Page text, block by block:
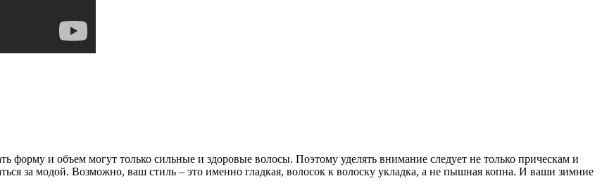
и объем могут только сильные и здоровые волосы. Поэтому уделять внимание следует не только прическам и
за модой. Возможно, ваш стиль – это именно гладкая, волосок к волоску укладка, а не пышная копна. И ваши зимние